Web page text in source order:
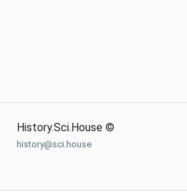
History.Sci.House ©
history@sci.house